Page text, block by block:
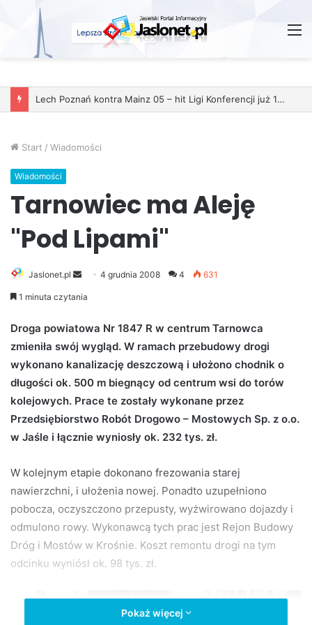
Lech Poznań kontra Mainz 05 – hit Ligi Konferencji już 11 grudnia
Start / Wiadomości
Wiadomości
Tarnowiec ma Aleję
"Pod Lipami"
Jaslonet.pl
e
d
a
i
l
4 grudnia 2008 4 631
1 minuta czytania
Droga powiatowa Nr 1847 R w centrum Tarnowca
zmieniła swój wygląd. W ramach przebudowy drogi
wykonano kanalizację deszczową i ułożono chodnik o
długości ok. 500 m biegnący od centrum wsi do torów
kolejowych. Prace te zostały wykonane przez
Przedsiębiorstwo Robót Drogowo – Mostowych Sp. z o.o.
w Jaśle i łącznie wyniosły ok. 232 tys. zł.
W kolejnym etapie dokonano frezowania starej
nawierzchni, i ułożenia nowej. Ponadto uzupełniono
pobocza, oczyszczono przepusty, wyżwirowano dojazdy i
odmulono rowy. Wykonawcą tych prac jest Rejon Budowy
Dróg i Mostów w Krośnie. Koszt remontu drogi na tym
odcinku wyniósł ok. 98 tys. zł.
Pokaż więcej